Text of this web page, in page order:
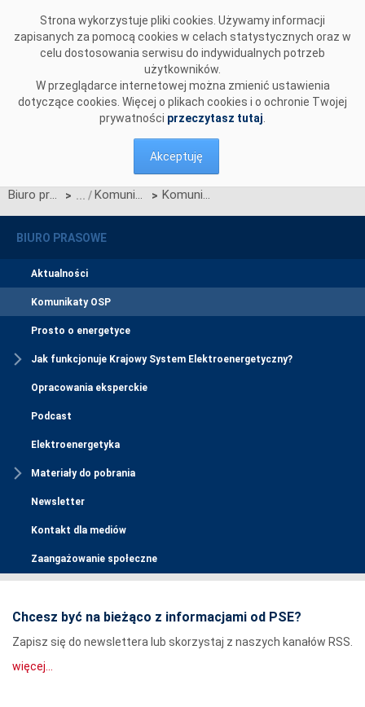
Strona wykorzystuje pliki cookies. Używamy informacji
zapisanych za pomocą cookies w celach statystycznych oraz w
celu dostosowania serwisu do indywidualnych potrzeb
użytkowników.
W przeglądarce internetowej można zmienić ustawienia
dotyczące cookies. Więcej o plikach cookies i o ochronie Twojej
prywatności przeczytasz tutaj
Akceptuję
Biuro prasowe > Komunikaty OSP > Komunikat dotyczący IRiESP - Bilansowanie systemu i zarządzanie ograniczeniami systemowymi
BIURO PRASOWE
Aktualności
Komunikaty OSP
Prosto o energetyce
Jak funkcjonuje Krajowy System Elektroenergetyczny?
Opracowania eksperckie
Podcast
Elektroenergetyka
Materiały do pobrania
Newsletter
Kontakt dla mediów
Zaangażowanie społeczne
Chcesz być na bieżąco z informacjami od PSE?
Zapisz się do newslettera lub skorzystaj z naszych kanałów RSS.
więcej...